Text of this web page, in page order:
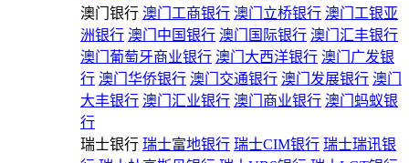
澳门银行 澳门工商银行 澳门立桥银行 澳门工银亚
洲银行 澳门中国银行 澳门国际银行 澳门汇丰银行
澳门葡萄牙商业银行 澳门大西洋银行 澳门广发银
行 澳门华侨银行 澳门交通银行 澳门发展银行 澳门
大丰银行 澳门汇业银行 澳门商业银行 澳门蚂蚁银
行
瑞士银行 瑞士富地银行 瑞士CIM银行 瑞士瑞讯银